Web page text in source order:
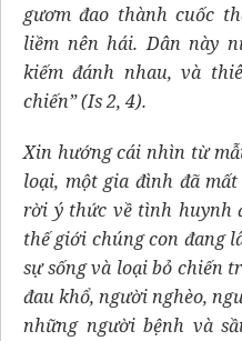
gươm đao thành cuốc
liềm nên hái. Dân này
kiếm đánh nhau, và
chiến” (Is 2, 4).
Xin hướng cái nhìn từ
loại, một gia đình đã
rời ý thức về tình huynh
thế giới chúng con đang
sự sống và loại bỏ chiến
đau khổ, người nghèo,
những người bệnh và